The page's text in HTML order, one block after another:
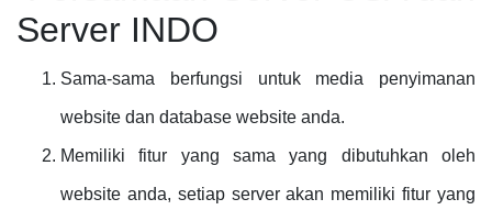
Server INDO
Sama-sama berfungsi untuk media penyimanan
website dan database website anda.
Memiliki fitur yang sama yang dibutuhkan oleh
website anda, setiap server akan memiliki fitur yang